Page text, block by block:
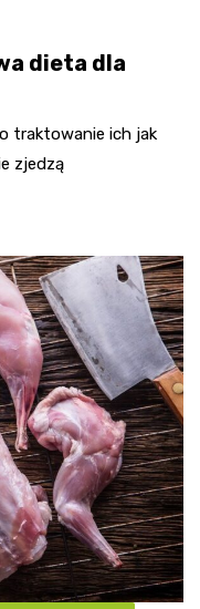
dieta dla
traktowanie ich jak
zjedzą